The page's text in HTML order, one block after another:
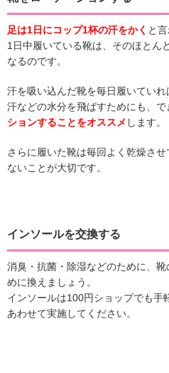
足は1日にコップ1杯の汗をかく と
1日中履いている靴は、そのほとん
なるのです。
汗を吸い込んだ靴を毎日履いていれ
汗などの水分を飛ばすためにも、で
ションすることをオススメ します。
さらに履いた靴は毎回よく乾燥さ
ないことが大切です。
インソールを交換する
消臭・抗菌・除湿などのために、
めに換えましょう。
インソールは100円ショップでも手
あわせて実施してください。